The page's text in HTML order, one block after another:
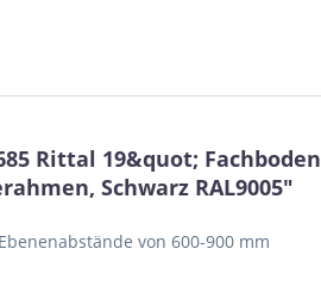
Rittal 19&quot;
Schwarz RAL9005"
von 600-900 mm